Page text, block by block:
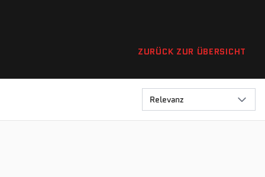
ZURÜCK ZUR ÜBERSICHT
Relevanz